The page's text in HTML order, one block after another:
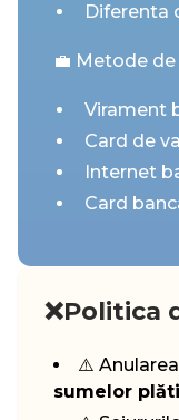
Diferenta
💼 Metode
Virament
Card de
Internet
Card
❌Politica
⚠️
sumelor